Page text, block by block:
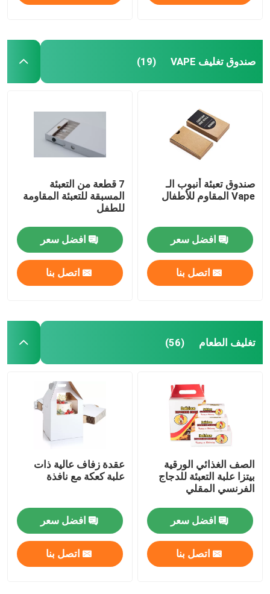
صندوق تغليف VAPE (19)
صندوق تعبئة أنبوب الـ
Vape المقاوم للأطفال
افضل سعر
اتصل بنا
7 قطعة من التعبئة
المسبقة للتعبئة المقاومة
للطفل
افضل سعر
اتصل بنا
تغليف الطعام (56)
الصف الغذائي الورقية
بيتزا علبة التعبئة للدجاج
الفرنسي المقلي
افضل سعر
اتصل بنا
عقدة زفاف عالية ذات
علبة كعكة مع نافذة
افضل سعر
اتصل بنا